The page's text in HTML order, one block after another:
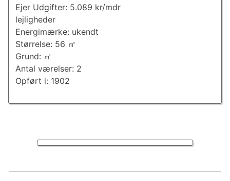
Ejer Udgifter: 5.089 kr/mdr
lejligheder
Energimærke: ukendt
Størrelse: 56 ㎡
Grund: ㎡
Antal værelser: 2
Opført i: 1902